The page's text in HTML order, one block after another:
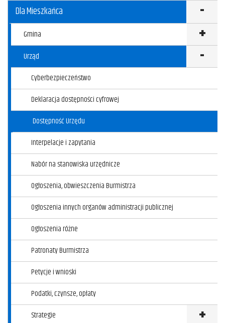
o
o
k
r
Dla Mieszkańca
Gmina
Urząd
Cyberbezpieczeństwo
Deklaracja dostępności cyfrowej
Dostępność Urzędu
Interpelacje i zapytania
Nabór na stanowiska urzędnicze
Ogłoszenia, obwieszczenia Burmistrza
Ogłoszenia innych organów administracji publicznej
Ogłoszenia różne
Patronaty Burmistrza
Petycje i wnioski
Podatki, czynsze, opłaty
Strategie